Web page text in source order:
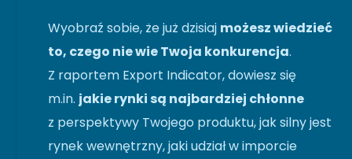
Wyobraź sobie, że już dzisiaj możesz wiedzieć
to, czego nie wie Twoja konkurencja.
Z raportem Export Indicator, dowiesz się
m.in. jakie rynki są najbardziej chłonne
z perspektywy Twojego produktu, jak silny jest
rynek wewnętrzny, jaki udział w imporcie